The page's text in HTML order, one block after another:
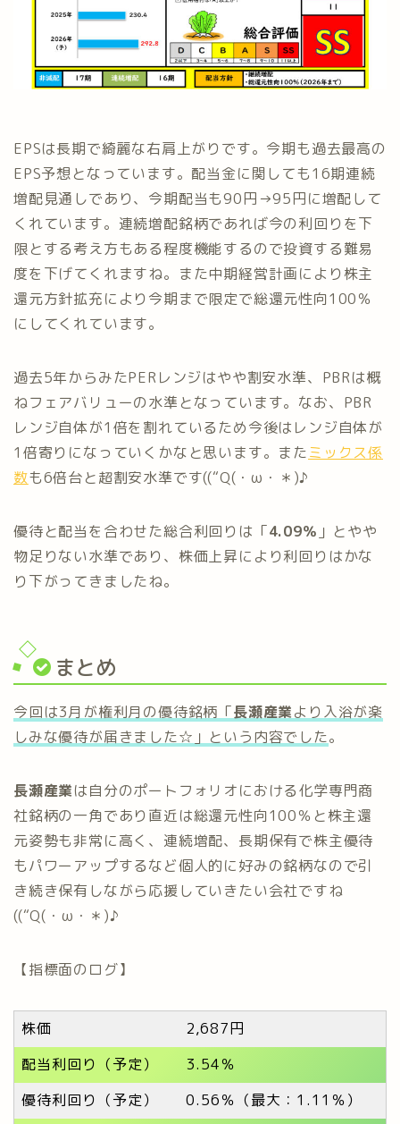
EPSは長期で綺麗な右肩上がりです。今期も過去最高の
EPS予想となっています。配当金に関しても16期連続
増配見通しであり、今期配当も90円→95円に増配して
くれています。連続増配銘柄であれば今の利回りを下
限とする考え方もある程度機能するので投資する難易
度を下げてくれますね。また中期経営計画により株主
還元方針拡充により今期まで限定で総還元性向100％
にしてくれています。
過去5年からみたPERレンジはやや割安水準、PBRは概
ねフェアバリューの水準となっています。なお、PBR
レンジ自体が1倍を割れているため今後はレンジ自体が
1倍寄りになっていくかなと思います。またミックス係
数も6倍台と超割安水準です((“Q(・ω・＊)♪
優待と配当を合わせた総合利回りは「4.09％ 」とやや
物足りない水準であり、株価上昇により利回りはかな
り下がってきましたね。
まとめ
今回は3月が権利月の優待銘柄「長瀬産業より入浴が楽
しみな優待が届きました☆」という内容でした。
長瀬産業は自分のポートフォリオにおける化学専門商
社銘柄の一角であり直近は総還元性向100％と株主還
元姿勢も非常に高く、連続増配、長期保有で株主優待
もパワーアップするなど個人的に好みの銘柄なので引
き続き保有しながら応援していきたい会社ですね
((“Q(・ω・＊)♪
【指標面のログ】
株価
2,687円
配当利回り（予定）
3.54％
優待利回り（予定）
0.56％（最大：1.11％）